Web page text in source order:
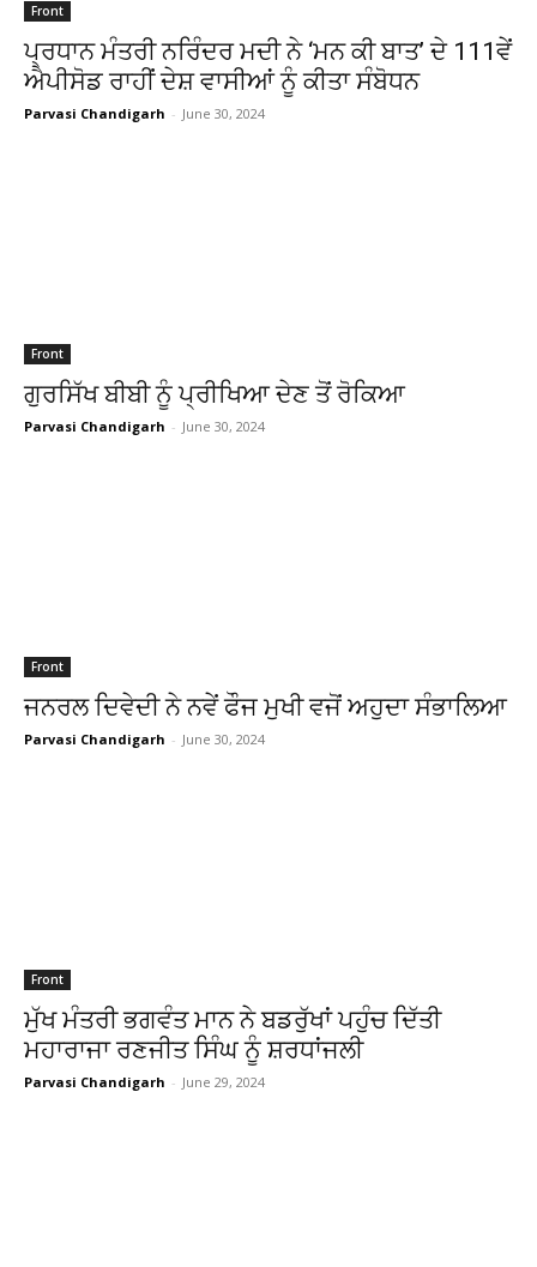
Front
ਪ੍ਰਧਾਨ ਮੰਤਰੀ ਨਰਿੰਦਰ ਮਦੀ ਨੇ ‘ਮਨ ਕੀ ਬਾਤ’ ਦੇ 111ਵੇਂ
ਐਪੀਸੋਡ ਰਾਹੀਂ ਦੇਸ਼ ਵਾਸੀਆਂ ਨੂੰ ਕੀਤਾ ਸੰਬੋਧਨ
Parvasi Chandigarh - June 30, 2024
Front
ਗੁਰਸਿੱਖ ਬੀਬੀ ਨੂੰ ਪ੍ਰੀਖਿਆ ਦੇਣ ਤੋਂ ਰੋਕਿਆ
Parvasi Chandigarh - June 30, 2024
Front
ਜਨਰਲ ਦਿਵੇਦੀ ਨੇ ਨਵੇਂ ਫੌਜ ਮੁਖੀ ਵਜੋਂ ਅਹੁਦਾ ਸੰਭਾਲਿਆ
Parvasi Chandigarh - June 30, 2024
Front
ਮੁੱਖ ਮੰਤਰੀ ਭਗਵੰਤ ਮਾਨ ਨੇ ਬਡਰੁੱਖਾਂ ਪਹੁੰਚ ਦਿੱਤੀ
ਮਹਾਰਾਜਾ ਰਣਜੀਤ ਸਿੰਘ ਨੂੰ ਸ਼ਰਧਾਂਜਲੀ
Parvasi Chandigarh - June 29, 2024